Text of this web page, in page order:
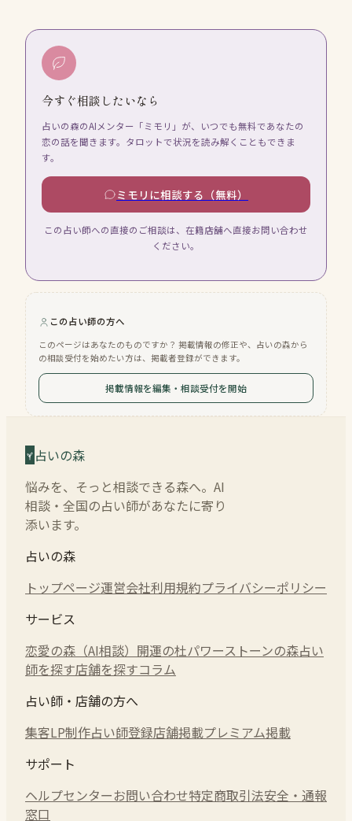
今すぐ相談したいなら
占いの森のAIメンター「ミモリ」が、いつでも無料であなたの
恋の話を聞きます。タロットで状況を読み解くこともできま
す。
ミモリに相談する（無料）
この占い師への直接のご相談は、在籍店舗へ直接お問い合わせ
ください。
この占い師の方へ
このページはあなたのものですか？ 掲載情報の修正や、占いの森から
の相談受付を始めたい方は、掲載者登録ができます。
掲載情報を編集・相談受付を開始
占いの森
悩みを、そっと相談できる森へ。AI
相談・全国の占い師があなたに寄り
添います。
占いの森
トップページ運営会社利用規約プライバシーポリシー
サービス
恋愛の森（AI相談） 開運の杜パワーストーンの森占い
師を探す店舗を探すコラム
占い師・店舗の方へ
集客LP制作占い師登録店舗掲載プレミアム掲載
サポート
ヘルプセンターお問い合わせ特定商取引法安全・通報
窓口